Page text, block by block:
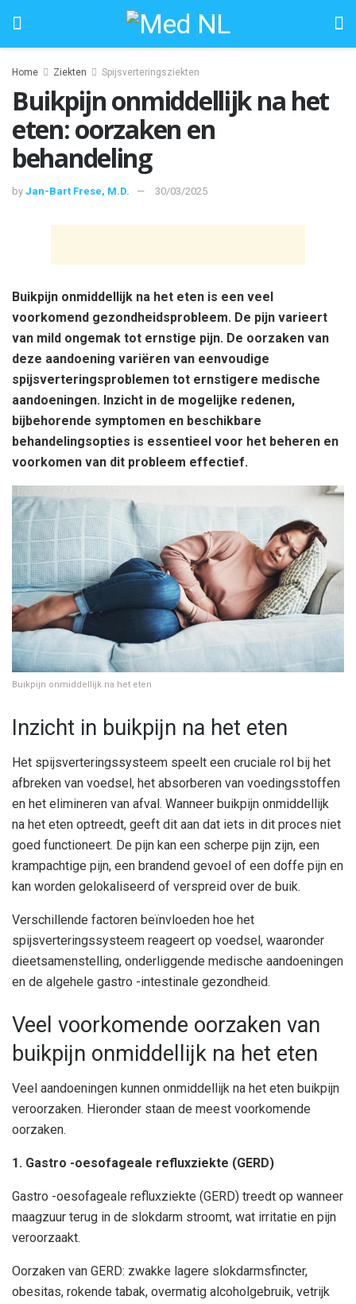
Home Ziekten Spijsverteringsziekten
Buikpijn onmiddellijk na het
eten: oorzaken en
behandeling
by Jan-Bart Frese, M.D. 30/03/2025
Buikpijn onmiddellijk na het eten is een veel
voorkomend gezondheidsprobleem. De pijn varieert
van mild ongemak tot ernstige pijn. De oorzaken van
deze aandoening variëren van eenvoudige
spijsverteringsproblemen tot ernstigere medische
aandoeningen. Inzicht in de mogelijke redenen,
bijbehorende symptomen en beschikbare
behandelingsopties is essentieel voor het beheren en
voorkomen van dit probleem effectief.
Buikpijn onmiddellijk na het eten
Inzicht in buikpijn na het eten
Het spijsverteringssysteem speelt een cruciale rol bij het
afbreken van voedsel, het absorberen van voedingsstoffen
en het elimineren van afval. Wanneer buikpijn onmiddellijk
na het eten optreedt, geeft dit aan dat iets in dit proces niet
goed functioneert. De pijn kan een scherpe pijn zijn, een
krampachtige pijn, een brandend gevoel of een doffe pijn en
kan worden gelokaliseerd of verspreid over de buik.
Verschillende factoren beïnvloeden hoe het
spijsverteringssysteem reageert op voedsel, waaronder
dieetsamenstelling, onderliggende medische aandoeningen
en de algehele gastro -intestinale gezondheid.
Veel voorkomende oorzaken van
buikpijn onmiddellijk na het eten
Veel aandoeningen kunnen onmiddellijk na het eten buikpijn
veroorzaken. Hieronder staan ​​de meest voorkomende
oorzaken.
1. Gastro -oesofageale refluxziekte (GERD)
Gastro -oesofageale refluxziekte (GERD) treedt op wanneer
maagzuur terug in de slokdarm stroomt, wat irritatie en pijn
veroorzaakt.
Oorzaken van GERD: zwakke lagere slokdarmsfincter,
obesitas, rokende tabak, overmatig alcoholgebruik, vetrijk